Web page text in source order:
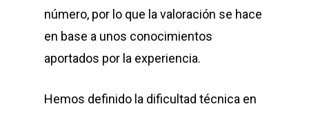
número, por lo que la valoración se hace
en base a unos conocimientos
aportados por la experiencia.
Hemos definido la dificultad técnica en